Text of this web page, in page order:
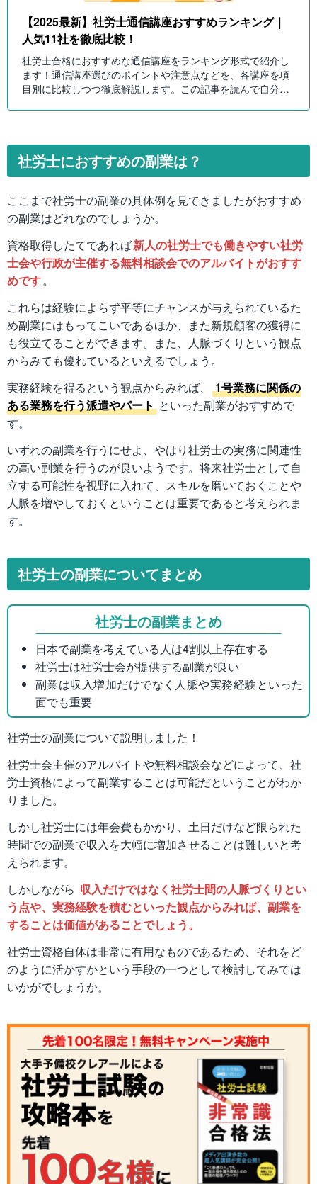
【2025最新】社労士通信講座おすすめランキング｜
人気11社を徹底比較！
社労士合格におすすめな通信講座をランキング形式で紹介し
ます！通信講座選びのポイントや注意点などを、各講座を項
目別に比較しつつ徹底解説します。この記事を読んで自分に
社労士におすすめの副業は？
ここまで社労士の副業の具体例を見てきましたがおすすめ
の副業はどれなのでしょうか。
資格取得したてであれば新人の社労士でも働きやすい社労
士会や行政が主催する無料相談会でのアルバイトがおすす
めです。
これらは経験によらず平等にチャンスが与えられているた
め副業にはもってこいであるほか、また新規顧客の獲得に
も役立てることができます。また、人脈づくりという観点
からみても優れているといえるでしょう。
実務経験を得るという観点からみれば、
1号業務に関係の
ある業務を行う派遣やパート といった副業がおすすめで
す。
いずれの副業を行うにせよ、やはり社労士の実務に関連性
の高い副業を行うのが良いようです。将来社労士として自
立する可能性を視野に入れて、スキルを磨いておくことや
人脈を増やしておくということは重要であると考えられま
す。
社労士の副業についてまとめ
社労士の副業まとめ
日本で副業を考えている人は4割以上存在する
社労士は社労士会が提供する副業が良い
副業は収入増加だけでなく人脈や実務経験といった
面でも重要
社労士の副業について説明しました！
社労士会主催のアルバイトや無料相談会などによって、社
労士資格によって副業することは可能だということがわか
りました。
しかし社労士には年会費もかかり、土日だけなど限られた
時間での副業で収入を大幅に増加させることは難しいと考
えられます。
しかしながら 収入だけではなく社労士間の人脈づくりとい
う点や、実務経験を積むといった観点からみれば、副業を
することは価値があることでしょう。
社労士資格自体は非常に有用なものであるため、それをど
のように活かすかという手段の一つとして検討してみては
いかがでしょうか。